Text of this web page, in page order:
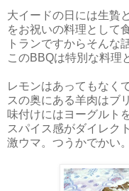
大イードの日には生贄
をお祝いの料理として
トランですからそんな
このBBQは特別な料理
レモンはあってもなく
スの奥にある羊肉はブ
味付けにはヨーグルト
スパイス感がダイレク
激ウマ。つうかでかい。